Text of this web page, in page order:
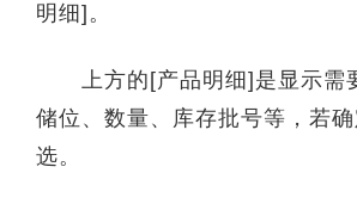
明细]。
上方的[产品明细]是显示需要
储位、数量、库存批号等，若
选。